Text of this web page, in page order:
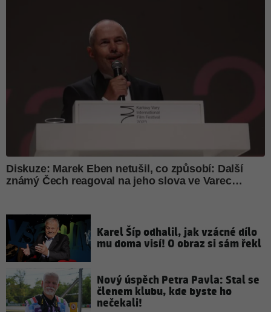
Karel Šíp odhalil, jak vzácné dílo
mu doma visí! O obraz si sám řekl
Nový úspěch Petra Pavla: Stal se
členem klubu, kde byste ho
nečekali!